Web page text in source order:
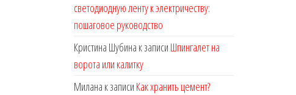
светодиодную ленту к электричеству:
пошаговое руководство
Кристина Шубина к записи Шпингалет на
ворота или калитку
Милана к записи Как хранить цемент?